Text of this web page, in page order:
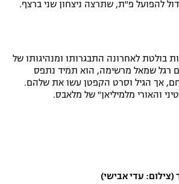
להפועל פ"ת, שתרצה ניצחון שני ברצף.
בולטת לאחרונה התבגרותו ומנהיגותו של
כבר בן 28. עם רגל שמאל מרשימה, הוא תמיד נתפס
אך הגיל וסרט הקפטן עשו את שלהם.
והאורי מלמיליאן" של מלאבס.
(צילום: עדי אבישי)